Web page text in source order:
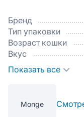
Бренд
Тип упаковки
Возраст кошки
Вкус
Показать все
Monge